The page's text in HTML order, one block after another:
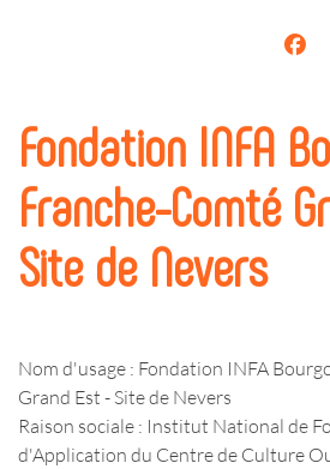
Fondation INFA
Franche-Comté
Site de Nevers
Nom d'usage : Fondation INFA
Grand Est - Site de Nevers
Raison sociale : Institut National de
d'Application du Centre de Culture